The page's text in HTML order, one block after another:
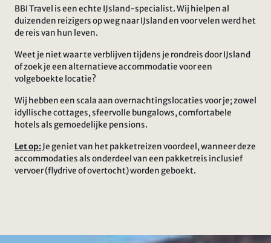
BBI Travel is een echte IJsland-specialist. Wij hielpen al
duizenden reizigers op weg naar IJsland en voor velen werd het
de reis van hun leven.
Weet je niet waar te verblijven tijdens je rondreis door IJsland
of zoek je een alternatieve accommodatie voor een
volgeboekte locatie?
Wij hebben een scala aan overnachtingslocaties voor je; zowel
idyllische cottages, sfeervolle bungalows, comfortabele
hotels als gemoedelijke pensions.
Let op:Je geniet van het pakketreizen voordeel, wanneer deze
accommodaties als onderdeel van een pakketreis inclusief
vervoer (flydrive of overtocht) worden geboekt.